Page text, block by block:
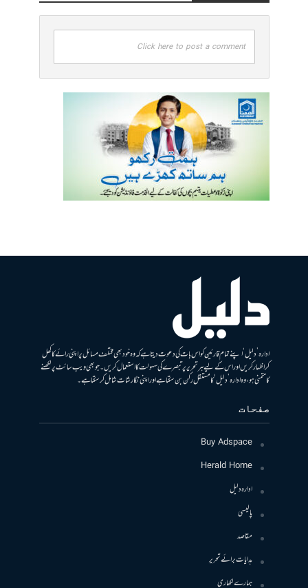
Click here to post a comment
ادارہ ’دلیل‘ اپنے تمام قارئین کو اس بات کی دعوت دیتا ہے کہ وہ خود بھی مختلف مسائل پر اپنی رائے کا کھل
کر اظہار کریں اور اس کے لیے ہر تحریر پر تبصرے کی سہولت کا استعمال کریں۔ جو بھی ویب سائٹ پر لکھنے
کا متمنی ہو، وہ ادارہ ’دلیل‘ کا مستقل رکن بن سکتا ہے اور اپنی نگارشات شامل کرسکتا ہے۔
صفحات
Buy Adspace
Herald Home
ادارہ دلیل
پالیسی
مقاصد
ہدایات برائے تحریر
ہمارے لکھاری